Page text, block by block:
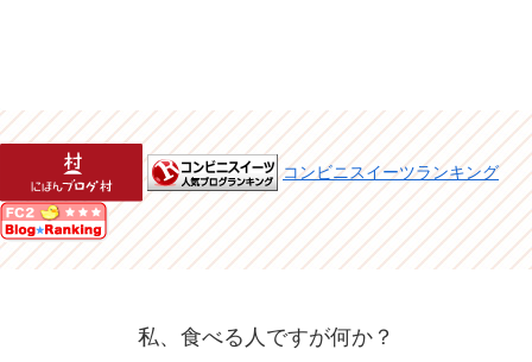
コンビニスイーツランキング
私、食べる人ですが何か？